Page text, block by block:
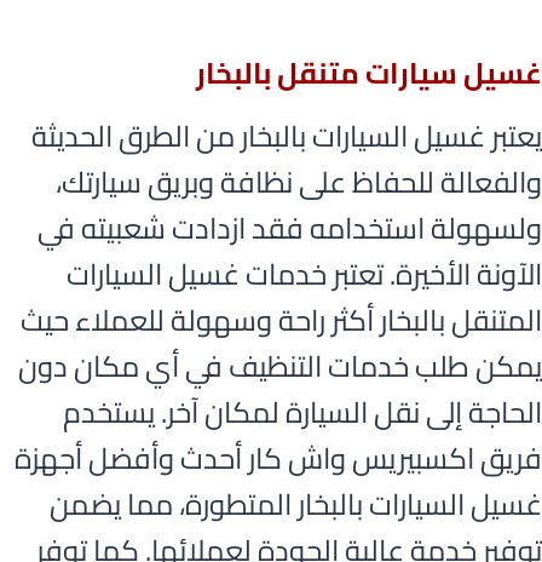
غسيل سيارات متنقل بالبخار
يعتبر غسيل السيارات بالبخار من الطرق الحديثة
والفعالة للحفاظ على نظافة وبريق سيارتك،
ولسهولة استخدامه فقد ازدادت شعبيته في
الآونة الأخيرة. تعتبر خدمات غسيل السيارات
المتنقل بالبخار أكثر راحة وسهولة للعملاء حيث
يمكن طلب خدمات التنظيف في أي مكان دون
الحاجة إلى نقل السيارة لمكان آخر. يستخدم
فريق اكسبيريس واش كار أحدث وأفضل أجهزة
غسيل السيارات بالبخار المتطورة، مما يضمن
توفير خدمة عالية الجودة لعملائها. كما توفر